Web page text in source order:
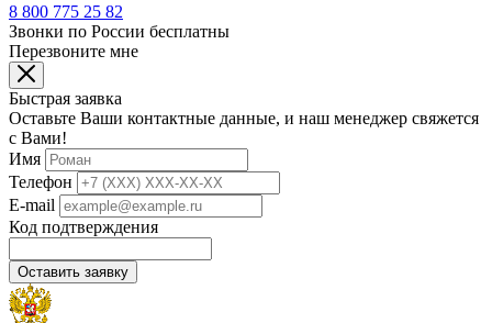
8 800 775 25 82
Звонки по России бесплатны
Перезвоните мне
Быстрая заявка
Оставьте Ваши контактные данные, и наш менеджер свяжется
с Вами!
Имя
Телефон
E-mail
Код подтверждения
Оставить заявку